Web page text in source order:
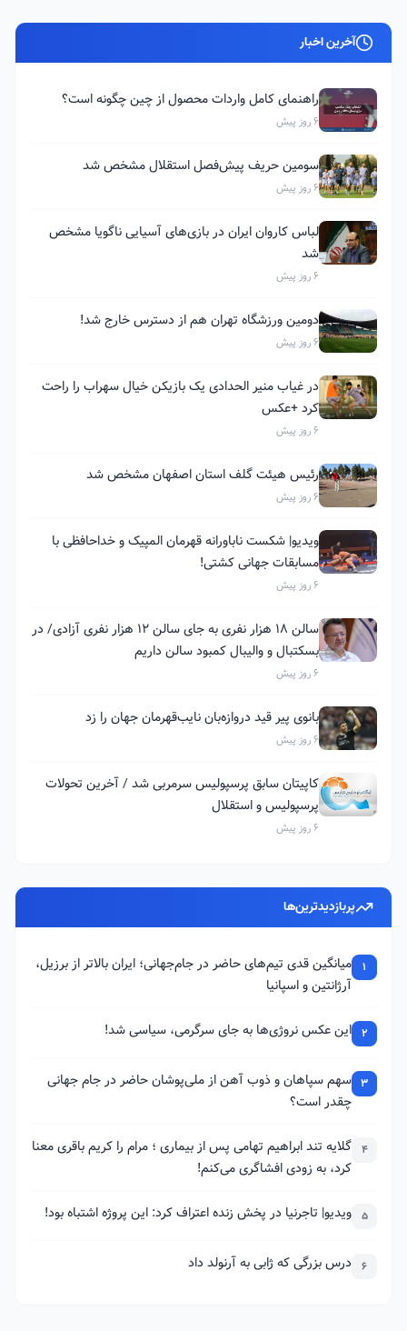
آخرین اخبار
راهنمای کامل واردات محصول از چین چگونه است؟
6 روز پیش
سومین حریف پیش‌فصل استقلال مشخص شد
6 روز پیش
لباس کاروان ایران در بازی‌های آسیایی ناگویا مشخص
شد
6 روز پیش
دومین ورزشگاه تهران هم از دسترس خارج شد!
6 روز پیش
در غیاب منیر الحدادی یک بازیکن خیال سهراب را راحت
کرد +عکس
6 روز پیش
رئیس هیئت گلف استان اصفهان مشخص شد
6 روز پیش
ویدیو| شکست ناباورانه قهرمان المپیک و خداحافظی با
مسابقات جهانی کشتی!
6 روز پیش
سالن ۱۸ هزار نفری به جای سالن ۱۲ هزار نفری آزادی/ در
بسکتبال و والیبال کمبود سالن داریم
6 روز پیش
بانوی پیر قید دروازه‌بان نایب‌قهرمان جهان را زد
6 روز پیش
کاپیتان سابق پرسپولیس سرمربی شد / آخرین تحولات
پرسپولیس و استقلال
6 روز پیش
پربازدیدترین‌ها
1
میانگین قدی تیم‌های حاضر در جام‌جهانی؛ ایران بالاتر از برزیل،
آرژانتین و اسپانیا
2 این عکس نروژی‌ها به جای سرگرمی، سیاسی شد!
3 سهم سپاهان و ذوب آهن از ملی‌پوشان حاضر در جام جهانی
چقدر است؟
4 گلایه تند ابراهیم تهامی پس از بیماری ؛ مرام را کریم باقری معنا
کرد، به زودی افشاگری می‌کنم!
5 ویدیو| تاجرنیا در پخش زنده اعتراف کرد: این پروژه اشتباه بود!
6 درس بزرگی که ژابی به آرنولد داد